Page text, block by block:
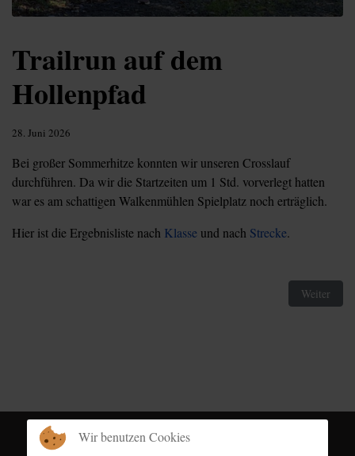
Trailrun auf dem
Hollenpfad
28. Juni 2026
Bei großer Sommerhitze konnten wir unseren Crosslauf
durchführen. Da wir die Startzeiten um 1 Std. vorverlegt hatten
war es am schattigen Walkenmühlen Spielplatz noch erträglich.
Hier ist die Ergebnisliste nach Klasse und nach Strecke.
Nächster
Weiter
Wir benutzen Cookies